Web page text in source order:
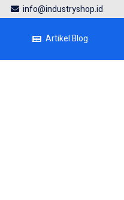
info@industryshop.id
Artikel Blog